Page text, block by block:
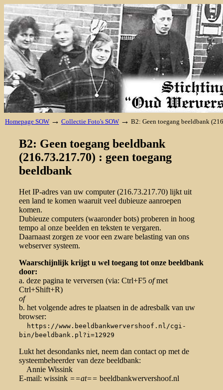
Homepage SOW → Collectie Foto's SOW → B2: Geen toegang beeldbank
B2: Geen toegang beeldbank
(216.73.217.70) : geen toegang
beeldbank
Het IP-adres van uw computer (216.73.217.70) lijkt uit
een land te komen waaruit veel dubieuze aanroepen
komen.
Dubieuze computers (waaronder bots) proberen in hoog
tempo al onze beelden en teksten te vergaren.
Daarnaast zorgen ze voor een zware belasting van ons
webserver systeem.
Waarschijnlijk krijgt u wel toegang tot onze beeldbank
door:
a. deze pagina te verversen (via: Ctrl+F5 ofmet
Ctrl+Shift+R)
of
b. het volgende adres te plaatsen in de adresbalk van uw
browser:
https://www.beeldbankwervershoof.nl/cgi-
bin/beeldbank.pl?i=12929
Lukt het desondanks niet, neem dan contact op met de
systeembeheerder van deze beeldbank:
Annie Wissink
E-mail: wissink ==at== beeldbankwervershoof.nl